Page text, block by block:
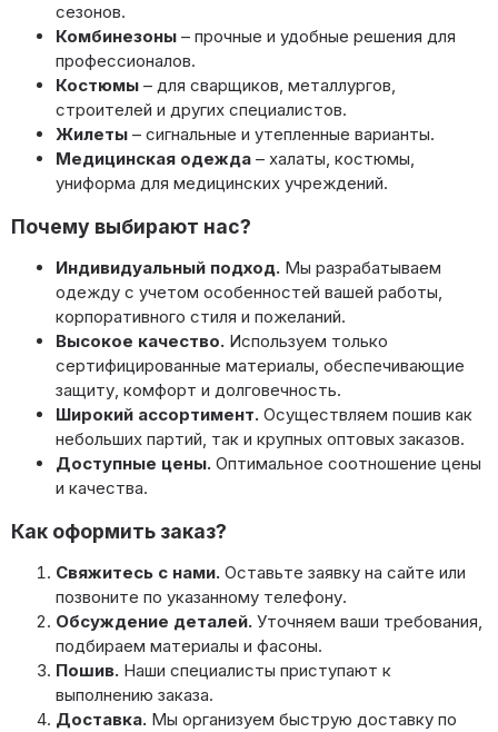
сезонов.
Комбинезоны – прочные и удобные решения для
профессионалов.
Костюмы – для сварщиков, металлургов,
строителей и других специалистов.
Жилеты – сигнальные и утепленные варианты.
Медицинская одежда – халаты, костюмы,
униформа для медицинских учреждений.
Почему выбирают нас?
Индивидуальный подход. Мы разрабатываем
одежду с учетом особенностей вашей работы,
корпоративного стиля и пожеланий.
Высокое качество. Используем только
сертифицированные материалы, обеспечивающие
защиту, комфорт и долговечность.
Широкий ассортимент. Осуществляем пошив как
небольших партий, так и крупных оптовых заказов.
Доступные цены. Оптимальное соотношение цены
и качества.
Как оформить заказ?
Свяжитесь с нами. Оставьте заявку на сайте или
позвоните по указанному телефону.
Обсуждение деталей. Уточняем ваши требования,
подбираем материалы и фасоны.
Пошив. Наши специалисты приступают к
выполнению заказа.
Доставка. Мы организуем быструю доставку по